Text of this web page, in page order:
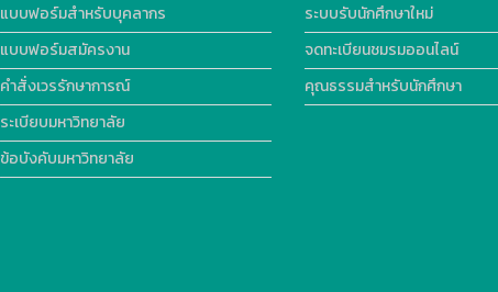
แบบฟอร์มสำหรับบุคลากร
แบบฟอร์มสมัครงาน
คำสั่งเวรรักษาการณ์
ระเบียบมหาวิทยาลัย
ข้อบังคับมหาวิทยาลัย
ระบบรับนักศึกษาใหม่
จดทะเบียนชมรมออนไลน์
คุณธรรมสำหรับนักศึกษา